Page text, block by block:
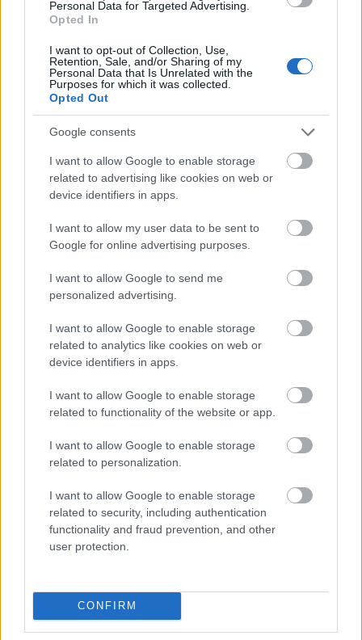
Personal Data for Targeted Advertising.
Opted In
I want to opt-out of Collection, Use,
Retention, Sale, and/or Sharing of my
Personal Data that Is Unrelated with the
Purposes for which it was collected.
Opted Out
Google consents
I want to allow Google to enable storage
related to advertising like cookies on web or
device identifiers in apps.
I want to allow my user data to be sent to
Google for online advertising purposes.
I want to allow Google to send me
personalized advertising.
I want to allow Google to enable storage
related to analytics like cookies on web or
device identifiers in apps.
I want to allow Google to enable storage
related to functionality of the website or app.
I want to allow Google to enable storage
related to personalization.
I want to allow Google to enable storage
related to security, including authentication
functionality and fraud prevention, and other
user protection.
CONFIRM
Ki kell tölteni a„Kérelem családi pótlék
megállapítására
FONTOS!Meg kell várniaz igényléssel, hogy
kiküldjék agyermek TAJ-kártyáját, mivel az
igénylőlapon azt is fel kell tüntetni.
Hol kell kérni?
Ha a munkahelyeden működik családtámogatási
kifizetőhely, akkor ott kell kérni.
kifizetőhely, akkor a kérelmet beadhatod:
Államkincstár honlapján
papíron postázva a Magyar Államkincstárnak
a Kormányablakoknál is leadhatod
Mi van, ha elfelejtem igényelni?
Ne aggódj, ha az első hetekben nincs időd ezzel
foglalkozni! Azért ne halogasd sokáig, mert
visszamenőleg 2 hónapig leheta kérelmet
benyújtani.
Amikor a kérelem beérkezikés nem hiányzik belőle
semmi, onnantól8 nap.
Kérheted abankszámládra
vagykérheted, hogy vigye ki nekedkészpénzben
a postás (ebben az esetben a következő hónap
10. napjáig kapod meg a pénzt).